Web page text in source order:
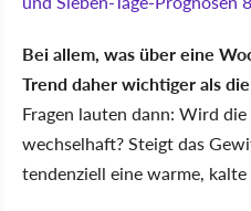
Bei allem, was über eine
Trend daher wichtiger als
Fragen lauten dann: Wird
wechselhaft? Steigt das
tendenziell eine warme,